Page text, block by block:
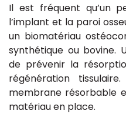
Il est fréquent qu’un
l’implant et la paroi
un biomatériau
synthétique ou bovine.
de prévenir la
régénération
membrane résorbable
matériau en place.